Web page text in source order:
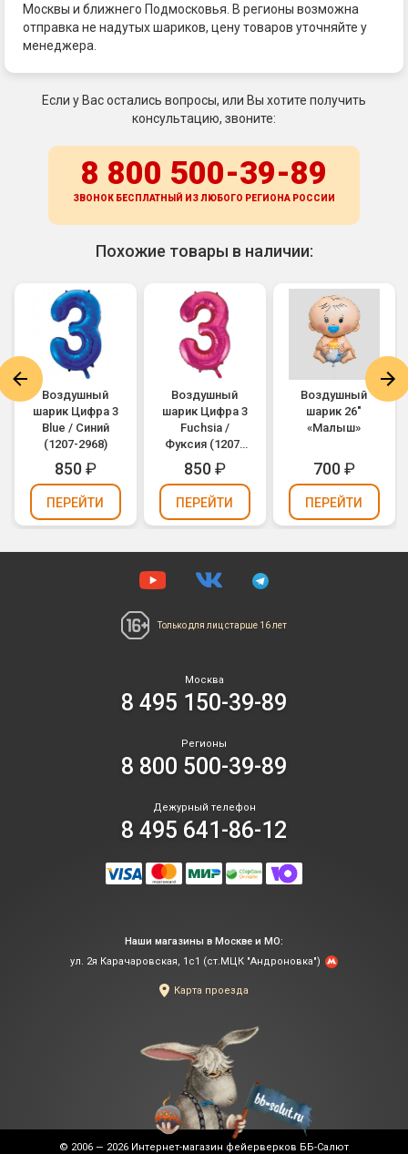
Москвы и ближнего Подмосковья. В регионы возможна
отправка не надутых шариков, цену товаров уточняйте у
менеджера.
Если у Вас остались вопросы, или Вы хотите получить
консультацию, звоните:
8 800 500-39-89
ЗВОНОК БЕСПЛАТНЫЙ ИЗ ЛЮБОГО РЕГИОНА РОССИИ
Похожие товары в наличии:
Воздушный
шарик Цифра 3
Blue / Синий
(1207-2968)
850₽
ПЕРЕЙТИ
Воздушный
шарик Цифра 3
Fuchsia /
Фуксия (1207-
2978)
850₽
ПЕРЕЙТИ
Воздушный
шарик 26"
«Малыш»
700₽
ПЕРЕЙТИ
Только для лиц старше 16 лет
Москва
8 495 150-39-89
Регионы
8 800 500-39-89
Дежурный телефон
8 495 641-86-12
Наши магазины в Москве и МО:
ул. 2я Карачаровская, 1с1 (ст.МЦК "Андроновка")
Карта проезда
© 2006 — 2026 Интернет-магазин фейерверков ББ-Салют